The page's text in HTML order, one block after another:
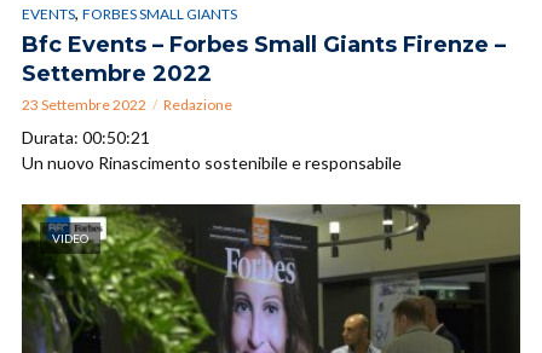
EVENTS, FORBES SMALL GIANTS
Bfc Events – Forbes Small Giants Firenze –
Settembre 2022
23 Settembre 2022 Redazione
Durata: 00:50:21
Un nuovo Rinascimento sostenibile e responsabile
VIDEO